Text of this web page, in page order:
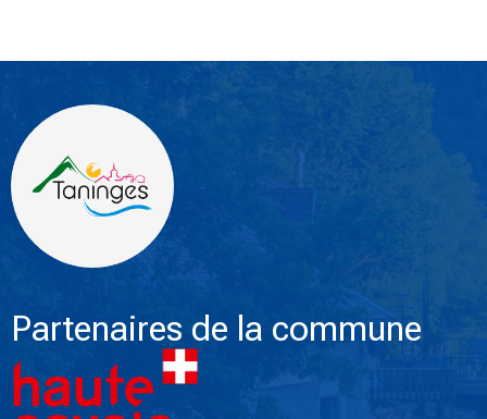
Partenaires de la commune